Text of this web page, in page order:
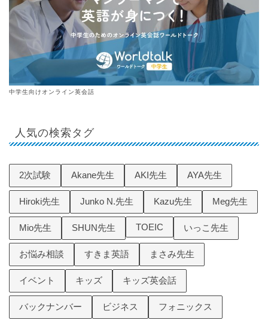
中学生向けオンライン英会話
人気の検索タグ
2次試験 Akane先生 AKI先生 AYA先生
Hiroki先生 Junko N.先生 Kazu先生 Meg先生
Mio先生 SHUN先生 TOEIC いっこ先生
お悩み相談 すきま英語 まさみ先生
イベント キッズ キッズ英会話
バックナンバー ビジネス フォニックス